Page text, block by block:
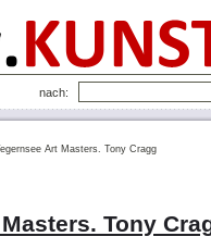
nach:
Art Masters. Tony Cragg
Tony